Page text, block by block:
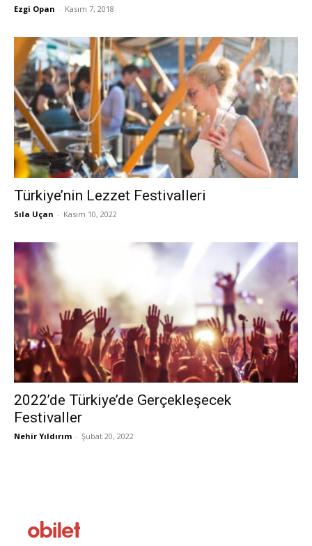
Ezgi Opan - Kasım 7, 2018
Türkiye’nin Lezzet Festivalleri
Sıla Uçan - Kasım 10, 2022
2022’de Türkiye’de Gerçekleşecek
Festivaller
Nehir Yıldırım - Şubat 20, 2022